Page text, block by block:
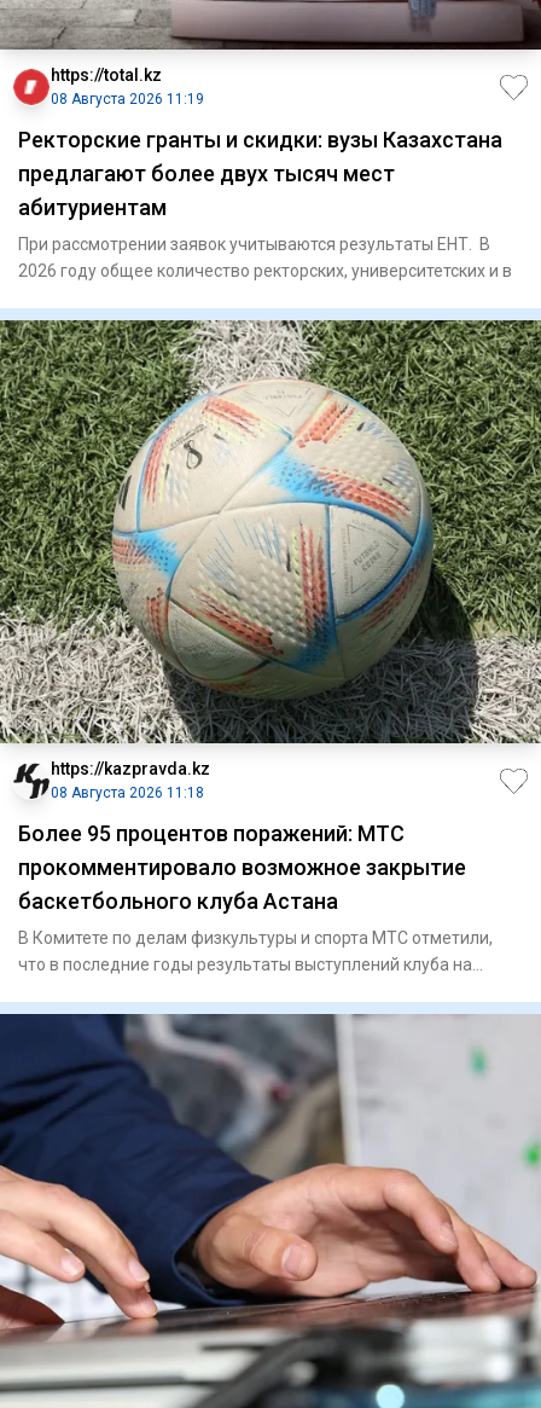
https://total.kz
08 Августа 2026 11:19
Ректорские гранты и скидки: вузы Казахстана
предлагают более двух тысяч мест
абитуриентам
При рассмотрении заявок учитываются результаты ЕНТ. В
2026 году общее количество ректорских, университетских и в
https://kazpravda.kz
08 Августа 2026 11:18
Более 95 процентов поражений: МТС
прокомментировало возможное закрытие
баскетбольного клуба Астана
В Комитете по делам физкультуры и спорта МТС отметили,
что в последние годы результаты выступлений клуба на